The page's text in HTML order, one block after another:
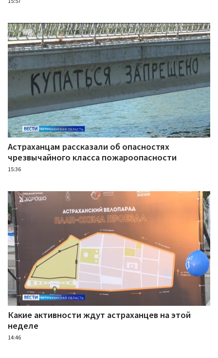
Астраханцам рассказали об опасностях
чрезвычайного класса пожароопасности
15:36
Какие активности ждут астраханцев на этой
неделе
14:46